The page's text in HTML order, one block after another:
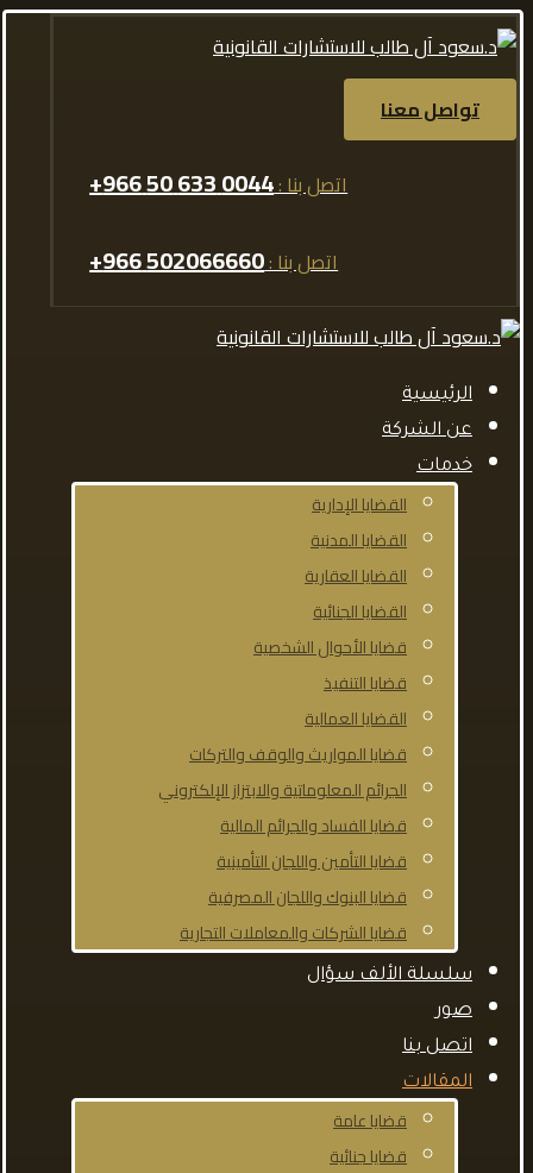
تواصل معنا
اتصل بنا :0044 633 50 966+
اتصل بنا :502066660 966+
الرئيسية
عن الشركة
خدمات
القضايا الإدارية
القضايا المدنية
القضايا العقارية
القضايا الجنائية
قضايا الأحوال الشخصية
قضايا التنفيذ
القضايا العمالية
قضايا المواريث والوقف والتركات
الجرائم المعلوماتية والابتزاز الإلكتروني
قضايا الفساد والجرائم المالية
قضايا التأمين واللجان التأمينية
قضايا البنوك واللجان المصرفية
قضايا الشركات والمعاملات التجارية
سلسلة الألف سؤال
صور
اتصل بنا
المقالات
قضايا عامة
قضايا جنائية